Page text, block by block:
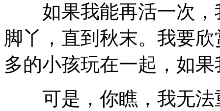
如果我能再活一次，
脚丫，直到秋末。我要
多的小孩玩在一起，如
可是，你瞧，我无法